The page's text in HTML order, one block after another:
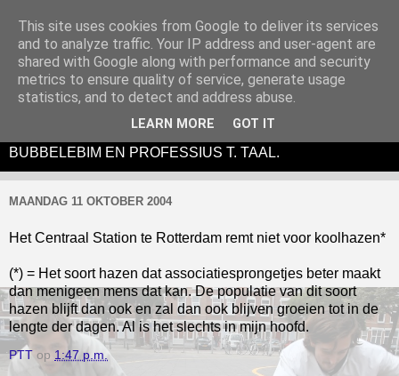
DE BUBBELEBIM IS EEN (ANTI)LITERAIR EN
PERFORMANCEVIDUO BESTAANDE UIT SIM SALA
BUBBELEBIM EN PROFESSIUS T. TAAL.
MAANDAG 11 OKTOBER 2004
Het Centraal Station te Rotterdam remt niet voor koolhazen*
(*) = Het soort hazen dat associatiesprongetjes beter maakt
dan menigeen mens dat kan. De populatie van dit soort
hazen blijft dan ook en zal dan ook blijven groeien tot in de
lengte der dagen. Al is het slechts in mijn hoofd.
PTT op 1:47 p.m.
This site uses cookies from Google to deliver its services
and to analyze traffic. Your IP address and user-agent are
shared with Google along with performance and security
metrics to ensure quality of service, generate usage
statistics, and to detect and address abuse.
LEARN MORE GOT IT